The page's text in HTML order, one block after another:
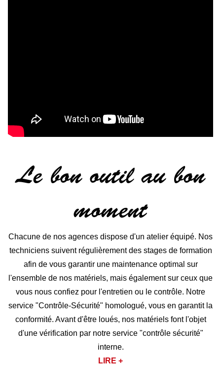
Le bon outil au bon
moment
Chacune de nos agences dispose d'un atelier équipé. Nos
techniciens suivent régulièrement des stages de formation
afin de vous garantir une maintenance optimal sur
l'ensemble de nos matériels, mais également sur ceux que
vous nous confiez pour l'entretien ou le contrôle. Notre
service "Contrôle-Sécurité" homologué, vous en garantit la
conformité. Avant d'être loués, nos matériels font l'objet
d'une vérification par notre service "contrôle sécurité"
interne.
LIRE +